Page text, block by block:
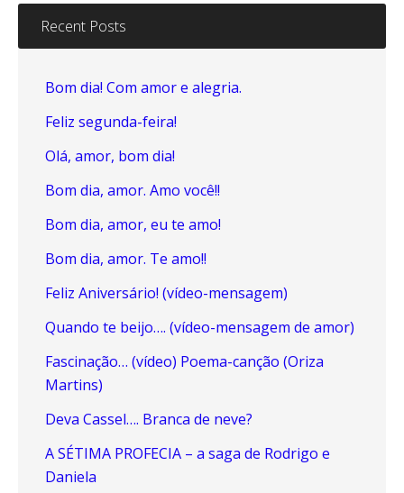
Recent Posts
Bom dia! Com amor e alegria.
Feliz segunda-feira!
Olá, amor, bom dia!
Bom dia, amor. Amo você!!
Bom dia, amor, eu te amo!
Bom dia, amor. Te amo!!
Feliz Aniversário! (vídeo-mensagem)
Quando te beijo…. (vídeo-mensagem de amor)
Fascinação… (vídeo) Poema-canção (Oriza
Martins)
Deva Cassel…. Branca de neve?
A SÉTIMA PROFECIA – a saga de Rodrigo e
Daniela